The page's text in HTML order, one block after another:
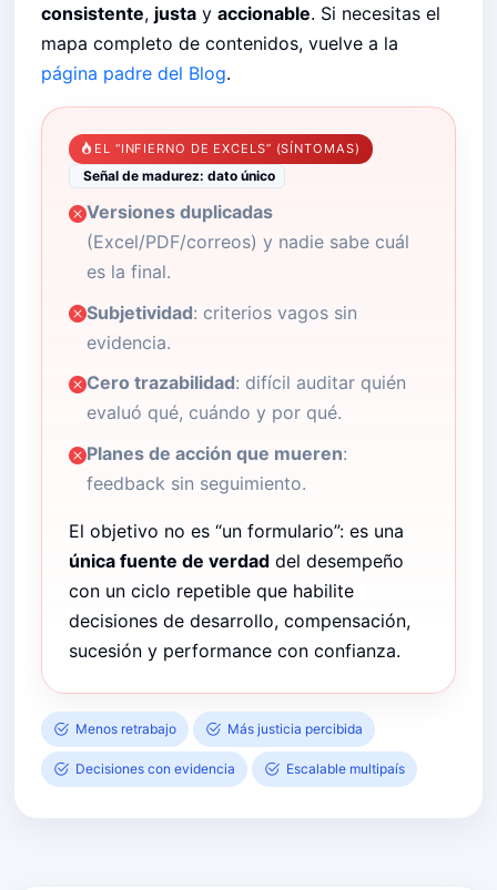
consistente, justa y accionable. Si necesitas el
mapa completo de contenidos, vuelve a la
página padre del Blog.
EL “INFIERNO DE EXCELS” (SÍNTOMAS)
Señal de madurez: dato único
Versiones duplicadas
(Excel/PDF/correos) y nadie sabe cuál
es la final.
Subjetividad: criterios vagos sin
evidencia.
Cero trazabilidad: difícil auditar quién
evaluó qué, cuándo y por qué.
Planes de acción que mueren:
feedback sin seguimiento.
El objetivo no es “un formulario”: es una
única fuente de verdad del desempeño
con un ciclo repetible que habilite
decisiones de desarrollo, compensación,
sucesión y performance con confianza.
Menos retrabajo Más justicia percibida
Decisiones con evidencia Escalable multipaís